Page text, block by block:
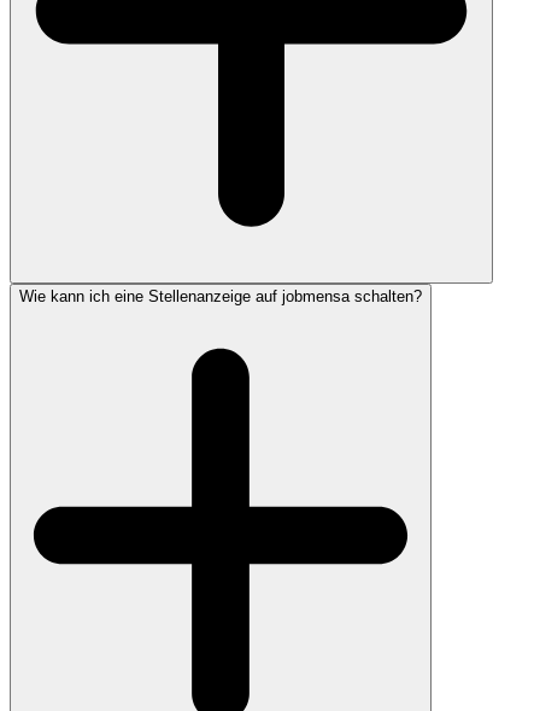
Wie kann ich eine Stellenanzeige auf jobmensa schalten?